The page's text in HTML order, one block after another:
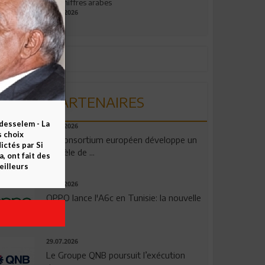
aux chiffres arabes
09.07.2026
PARTENAIRES
06.08.2026
Un consortium européen développe un
modèle de ...
04.08.2026
OPPO lance l'A6c en Tunisie: la nouvelle
29.07.2026
Le Groupe QNB poursuit l’exécution
- La
choix
par Si
ont fait des